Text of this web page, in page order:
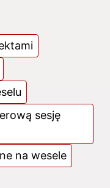
sesję
na wesele